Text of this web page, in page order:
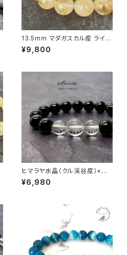
13.5mm マダガスカル産 ライモ
ナイトインクォーツ ブレスレット
【画像現物】
¥9,800
ヒマラヤ水晶（クル渓谷産）×モ
リオン ブレスレット
¥6,980